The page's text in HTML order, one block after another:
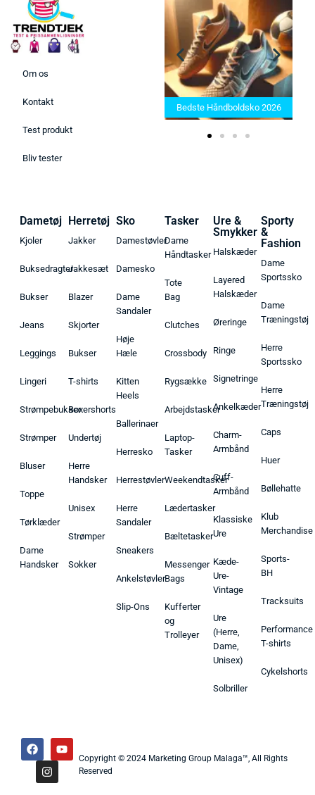
Om os
Kontakt
Test produkt
Bliv tester
Bedste Saunatæppe 2025 –
Find de bedste produkter her!
Bedste Håndboldsko 2026
Dametøj
Kjoler
Buksedragter
Bukser
Jeans
Leggings
Lingeri
Strømpebukser
Strømper
Bluser
Toppe
Tørklæder
Dame
Handsker
Herretøj
Jakker
Jakkesæt
Blazer
Skjorter
Bukser
T-shirts
Boxershorts
Undertøj
Herre
Handsker
Unisex
Strømper
Sokker
Sko
Damestøvler
Damesko
Dame
Sandaler
Høje
Hæle
Kitten
Heels
Ballerinaer
Herresko
Herrestøvler
Herre
Sandaler
Sneakers
Ankelstøvler
Slip-Ons
Tasker
Dame
Håndtasker
Tote
Bag
Clutches
Crossbody
Rygsække
Arbejdstasker
Laptop-
Tasker
Weekendtasker
Lædertasker
Bæltetasker
Messenger
Bags
Kufferter
og
Trolleyer
Ure &
Smykker
Halskæder
Layered
Halskæder
Øreringe
Ringe
Signetringe
Ankelkæder
Charm-
Armbånd
Cuff-
Armbånd
Klassiske
Ure
Kæde-
Ure-
Vintage
Ure
(Herre,
Dame,
Unisex)
Solbriller
Sporty
&
Fashion
Dame
Sportssko
Dame
Træningstøj
Herre
Sportssko
Herre
Træningstøj
Caps
Huer
Bøllehatte
Klub
Merchandise
Sports-
BH
Tracksuits
Performance
T-shirts
Cykelshorts
Copyright © 2024 Marketing Group Malaga™, All Rights
Reserved